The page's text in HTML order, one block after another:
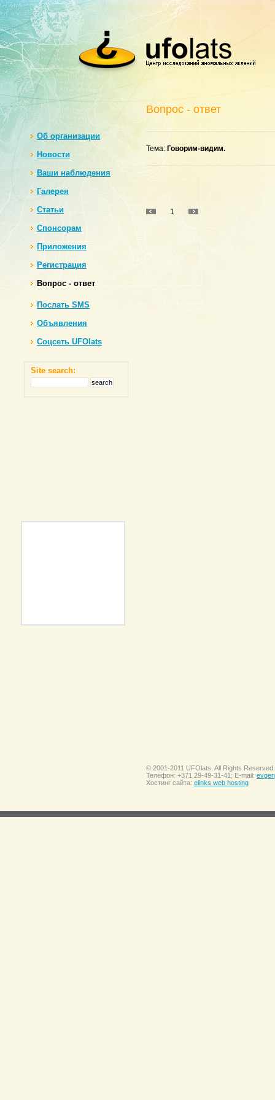
Oб организации
Новости
Ваши наблюдения
Галерея
Статьи
Спонсорам
Приложения
Регистрация
Вопрос - ответ
Послать SMS
Объявления
Соцсеть UFOlats
Site search:
Вопрос - ответ
Тема: Говорим-видим.
1
© 2001-2011 UFOlats. All Rights Reserved.
Телефон: +371 29-49-31-41; E-mail:
Хостинг сайта: elinks web hosting